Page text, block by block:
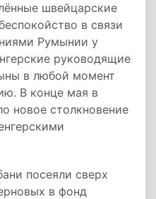
швейцарские
в связи
Румынии у
руководящие
в любой момент
В конце мая в
новое столкновение
посеяли сверх
в фонд